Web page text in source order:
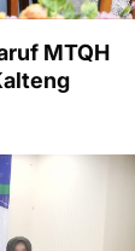
MTQH